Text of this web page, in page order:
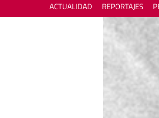
ACTUALIDAD REPORTAJES